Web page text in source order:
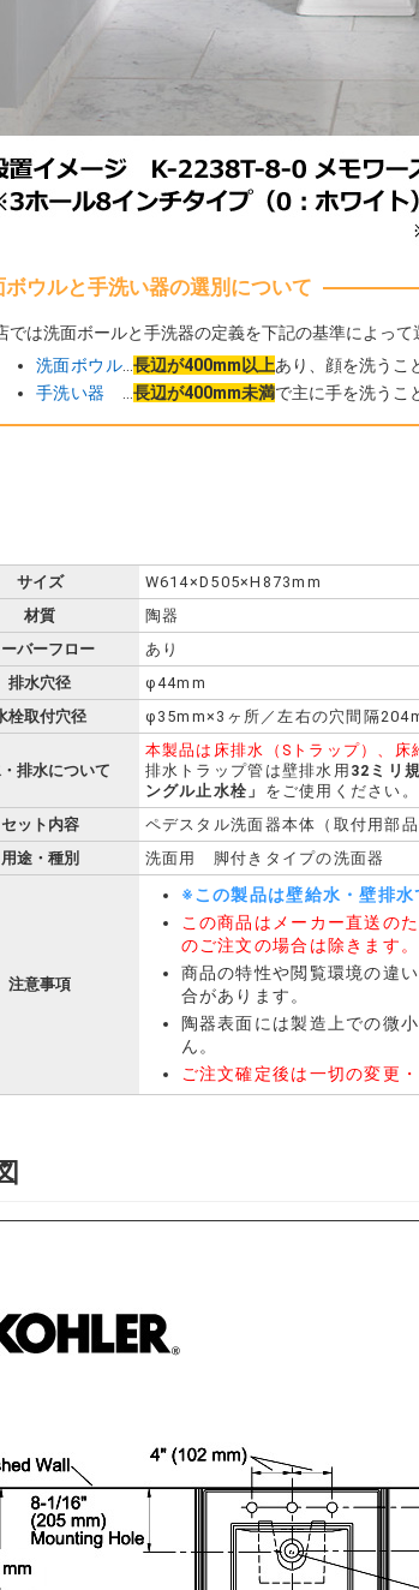
ボウルと手洗い器の選別について
では洗面ボールと手洗器の定義を下記の基準によって
洗面ボウル …長辺が400mm以上あり、顔を洗うこ
手洗い器
…長辺が400mm未満で主に手を洗うこ
サイズ
W614×D505×H873mm
材質
陶器
バーフロー
あり
排水穴径
φ44mm
栓取付穴径
φ35mm×3ヶ所／左右の穴間隔
排水について
本製品は床排水（Sトラップ）、床
排水トラップ管は壁排水用 32ミリ
ングル止水栓」 をご使用ください。
セット内容
ペデスタル洗面器本体（取付用部
用途・種別
洗面用 脚付きタイプの洗面器
注意事項
※この製品は壁給水・壁排水
この商品はメーカー直送の
のご注文の場合は除きます。
商品の特性や閲覧環境の違
合があります。
陶器表面には製造上での微
ん。
ご注文確定後は一切の変更